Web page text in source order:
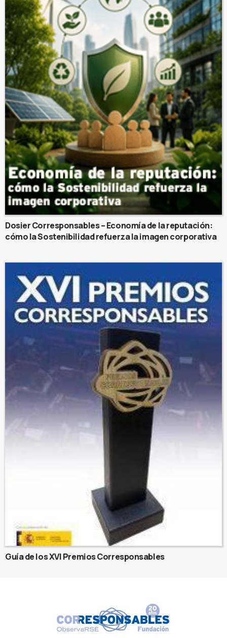
Dosier Corresponsables – Economía de la reputación:
cómo la Sostenibilidad refuerza la imagen corporativa
Guía de los XVI Premios Corresponsables